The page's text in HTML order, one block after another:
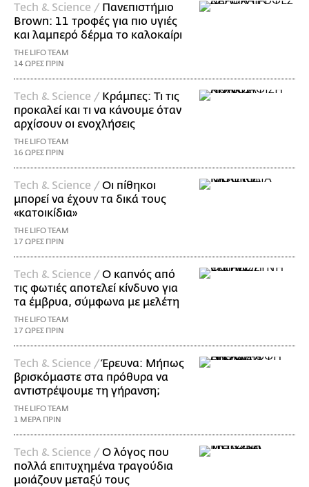
Τech & Science / Πανεπιστήμιο
Brown: 11 τροφές για πιο υγιές
και λαμπερό δέρμα το καλοκαίρι
THE LIFO TEAM
14 ΩΡΕΣ ΠΡΙΝ
Τech & Science / Κράμπες: Τι τις
προκαλεί και τι να κάνουμε όταν
αρχίσουν οι ενοχλήσεις
THE LIFO TEAM
16 ΩΡΕΣ ΠΡΙΝ
Τech & Science /Οι πίθηκοι
μπορεί να έχουν τα δικά τους
«κατοικίδια»
THE LIFO TEAM
17 ΩΡΕΣ ΠΡΙΝ
Τech & Science /Ο καπνός από
τις φωτιές αποτελεί κίνδυνο για
τα έμβρυα, σύμφωνα με μελέτη
THE LIFO TEAM
17 ΩΡΕΣ ΠΡΙΝ
Τech & Science /Έρευνα: Μήπως
βρισκόμαστε στα πρόθυρα να
αντιστρέψουμε τη γήρανση;
THE LIFO TEAM
1 ΜΕΡΑ ΠΡΙΝ
Τech & Science /Ο λόγος που
πολλά επιτυχημένα τραγούδια
μοιάζουν μεταξύ τους